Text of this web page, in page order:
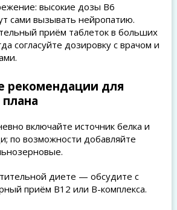
высокие дозы B6
сами вызывать нейропатию.
приём таблеток в больших
согласуйте дозировку с врачом и
рекомендации для
включайте источник белка и
по возможности добавляйте
диете — обсудите с
приём B12 или B-комплекса.